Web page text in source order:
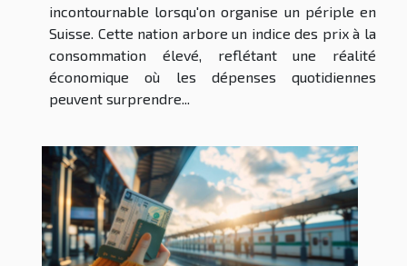
incontournable lorsqu'on organise un périple en
Suisse. Cette nation arbore un indice des prix à la
consommation élevé, reflétant une réalité
économique où les dépenses quotidiennes
peuvent surprendre...